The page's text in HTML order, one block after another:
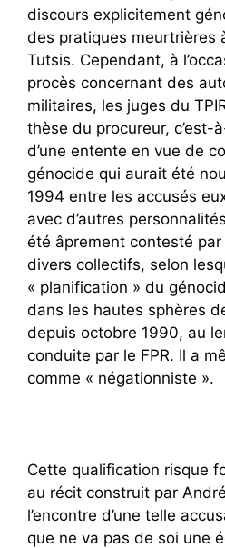
discours explicitement
des pratiques meurtrières
Tutsis. Cependant, à
procès concernant des
militaires, les juges du
thèse du procureur, c’est-
d’une entente en vue de
génocide qui aurait été
1994 entre les accusés
avec d’autres
été âprement contesté
divers collectifs, selon
« planification » du
dans les hautes sphères
depuis octobre 1990, au
conduite par le FPR. Il a
comme « négationniste ».
Cette qualification risque
au récit construit par
l’encontre d’une telle
que ne va pas de soi une